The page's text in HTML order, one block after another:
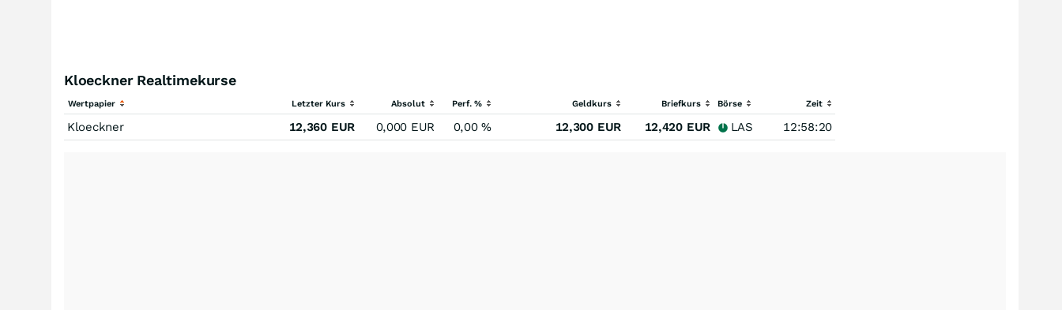
Kloeckner Realtimekurse
Wertpapier Letzter Kurs Absolut Perf. % Geldkurs Briefkurs Börse Zeit
Kloeckner 12,360 EUR 0,000 EUR 0,00% 12,300 EUR 12,420 EUR LAS 12:58:20